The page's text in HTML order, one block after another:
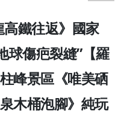
高鐵往返》國家
球傷疤裂縫”【羅
峰景區《唯美硒
木桶泡腳》純玩